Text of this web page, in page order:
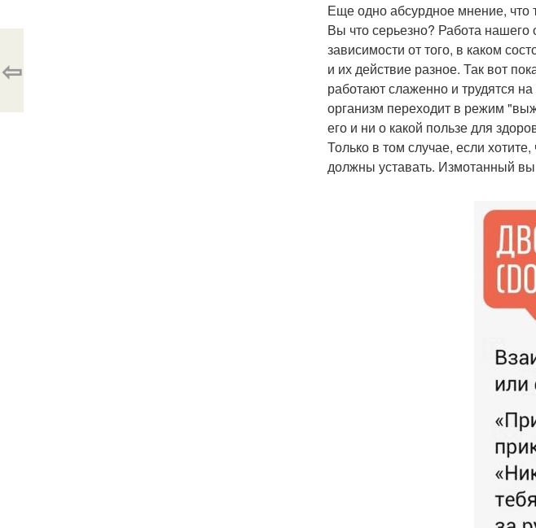
Еще одно абсурдное мнение, что
Вы что серьезно? Работа
зависимости от того, в каком
и их действие разное. Так вот
работают слаженно и трудятся на
организм переходит в режим
его и ни о какой пользе для
Только в том случае, если
должны уставать. Измотанный
⇦